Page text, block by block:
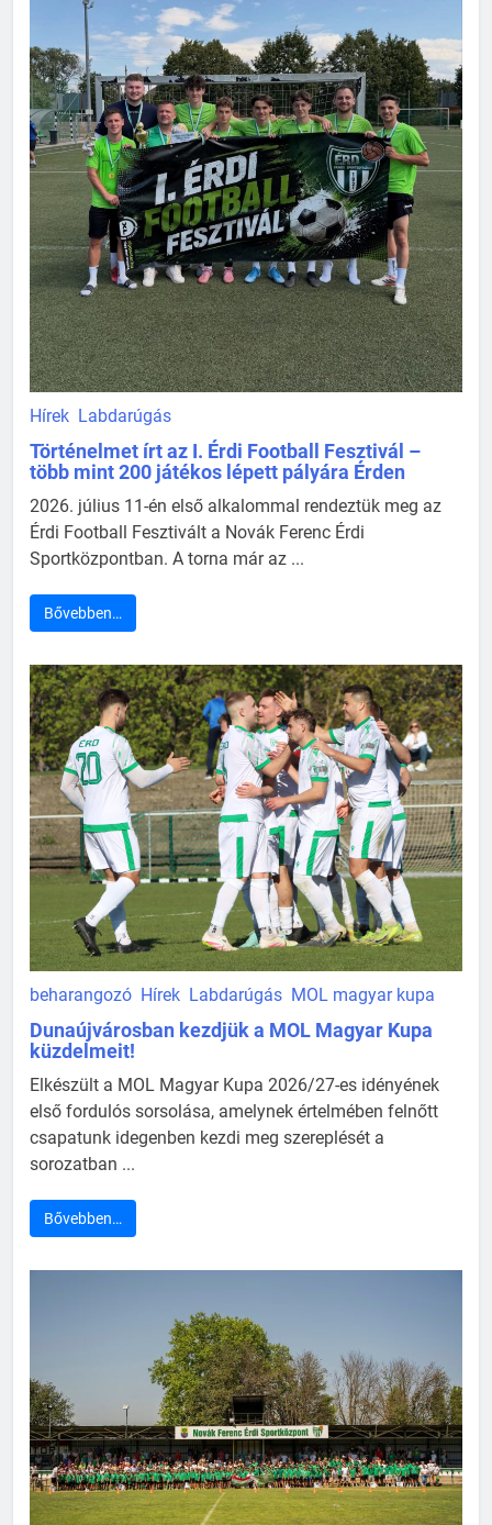
Hírek Labdarúgás
Történelmet írt az I. Érdi Football Fesztivál –
több mint 200 játékos lépett pályára Érden
2026. július 11-én első alkalommal rendeztük meg az
Érdi Football Fesztivált a Novák Ferenc Érdi
Sportközpontban. A torna már az ...
Bővebben…
beharangozó Hírek Labdarúgás MOL magyar kupa
Dunaújvárosban kezdjük a MOL Magyar Kupa
küzdelmeit!
Elkészült a MOL Magyar Kupa 2026/27-es idényének
első fordulós sorsolása, amelynek értelmében felnőtt
csapatunk idegenben kezdi meg szereplését a
sorozatban ...
Bővebben…